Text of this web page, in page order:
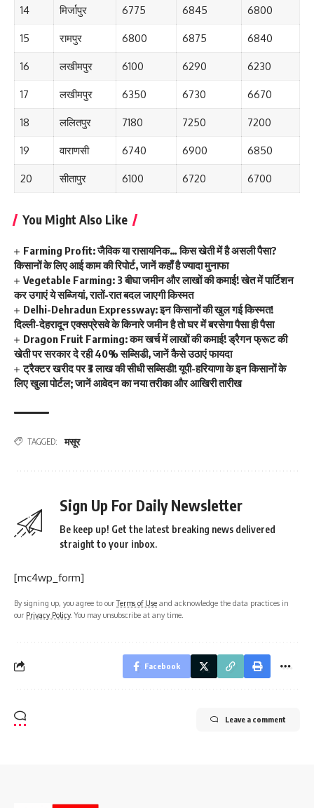
14 मिर्जापुर 6775 6845 6800
15 रामपुर 6800 6875 6840
16 लखीमपुर 6100 6290 6230
17 लखीमपुर 6350 6730 6670
18 ललितपुर 7180 7250 7200
19 वाराणसी 6740 6900 6850
20 सीतापुर 6100 6720 6700
You Might Also Like
Farming Profit: जैविक या रासायनिक… किस खेती में है असली पैसा?
किसानों के लिए आई काम की रिपोर्ट, जानें कहाँ है ज्यादा मुनाफा
Vegetable Farming: 3 बीघा जमीन और लाखों की कमाई! खेत में पार्टिशन
कर उगाएं ये सब्जियां, रातों-रात बदल जाएगी किस्मत
Delhi-Dehradun Expressway: इन किसानों की खुल गई किस्मत!
दिल्ली-देहरादून एक्सप्रेसवे के किनारे जमीन है तो घर में बरसेगा पैसा ही पैसा
Dragon Fruit Farming: कम खर्च में लाखों की कमाई! ड्रैगन फ्रूट की
खेती पर सरकार दे रही 40% सब्सिडी, जानें कैसे उठाएं फायदा
ट्रैक्टर खरीद पर ₹3 लाख की सीधी सब्सिडी! यूपी-हरियाणा के इन किसानों के
लिए खुला पोर्टल; जानें आवेदन का नया तरीका और आखिरी तारीख
TAGGED: मसूर
Sign Up For Daily Newsletter
Be keep up! Get the latest breaking news delivered
straight to your inbox.
[mc4wp_form]
By signing up, you agree to ourTerms of Use and acknowledge the data practices in
our Privacy Policy. You may unsubscribe at any time.
Facebook
Leave a comment